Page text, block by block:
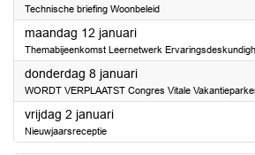
Technische briefing Woonbeleid
maandag 12 januari2026
Themabijeenkomst Leernetwerk
donderdag 8 januari2026
WORDT VERPLAATST Congres Vitale
vrijdag 2 januari2026
Nieuwjaarsreceptie